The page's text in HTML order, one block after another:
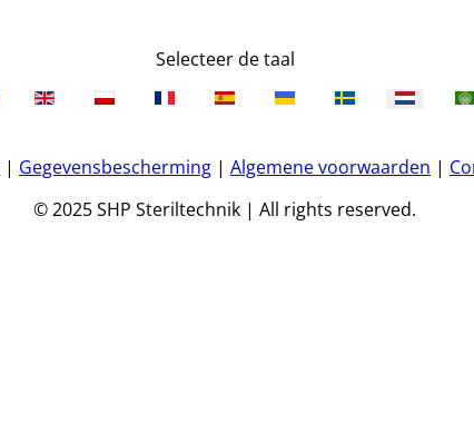
Selecteer de taal
| Gegevensbescherming | Algemene voorwaarden |
© 2025 SHP Steriltechnik | All rights reserved.